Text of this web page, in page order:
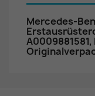
Mercedes-